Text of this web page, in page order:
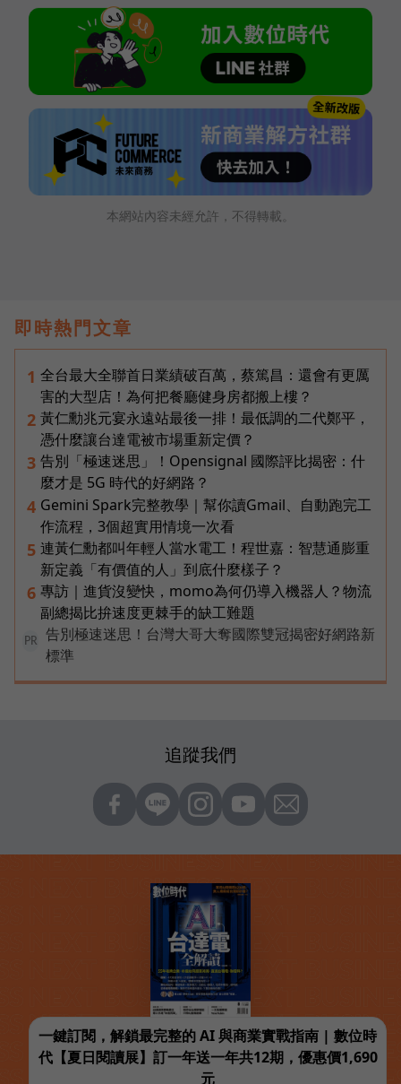
本網站內容未經允許，不得轉載。
即時熱門文章
1 全台最大全聯首日業績破百萬，蔡篤昌：還會有更厲
害的大型店！為何把餐廳健身房都搬上樓？
2 黃仁勳兆元宴永遠站最後一排！最低調的二代鄭平，
憑什麼讓台達電被市場重新定價？
3 告別「極速迷思」！Opensignal 國際評比揭密：什
麼才是 5G 時代的好網路？
4 Gemini Spark完整教學｜幫你讀Gmail、自動跑完工
作流程，3個超實用情境一次看
5 連黃仁勳都叫年輕人當水電工！程世嘉：智慧通膨重
新定義「有價值的人」到底什麼樣子？
6 專訪｜進貨沒變快，momo為何仍導入機器人？物流
副總揭比拚速度更棘手的缺工難題
PR
告別極速迷思！台灣大哥大奪國際雙冠揭密好網路新
標準
追蹤我們
一鍵訂閱，解鎖最完整的 AI 與商業實戰指南 | 數位時
代【夏日閱讀展】訂一年送一年共12期，優惠價1,690
元